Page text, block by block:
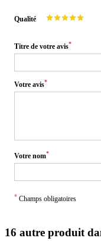
Qualité
Titre de votre avis*
Votre avis*
Votre nom*
* Champs obligatoires
16 autre produit